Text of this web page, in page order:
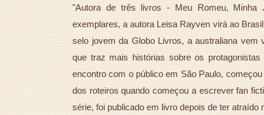
"Autora de três livros - Meu Romeu, Minha
exemplares, a autora Leisa Rayven virá ao
selo jovem da Globo Livros, a australiana
que traz mais histórias sobre os
encontro com o público em São Paulo,
dos roteiros quando começou a escrever fan
série, foi publicado em livro depois de ter